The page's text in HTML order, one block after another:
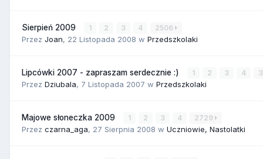
Sierpień 2009 1 2 3 4 2506
Przez Joan, 22 Listopada 2008 w Przedszkolaki
Lipcówki 2007 - zapraszam serdecznie :) 1 2 3 4
Przez Dziubala, 7 Listopada 2007 w Przedszkolaki
Majowe słoneczka 2009 1 2 3 4 2729
Przez czarna_aga, 27 Sierpnia 2008 w Uczniowie, Nastolatki